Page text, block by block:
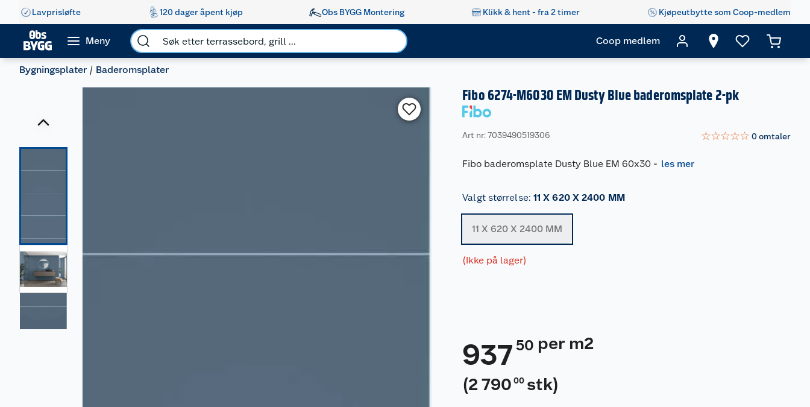
Lavprisløfte 120 dager åpent kjøp Obs BYGG Montering Klikk & hent - fra 2 timer Kjøpeutbytte som Coop-medlem
Meny Coop medlem
Bygningsplater Baderomsplater
Fibo 6274-M6030 EM Dusty Blue baderomsplate 2-pk
Art nr: 7039490519306 ☆☆☆☆☆ 0omtaler
Fibo baderomsplate Dusty Blue EM 60x30 - les mer
Valgt størrelse: 11 X 620 X 2400 MM
11 X 620 X 2400 MM
(Ikke på lager)
937 50 per m2
(2 790 00 stk)